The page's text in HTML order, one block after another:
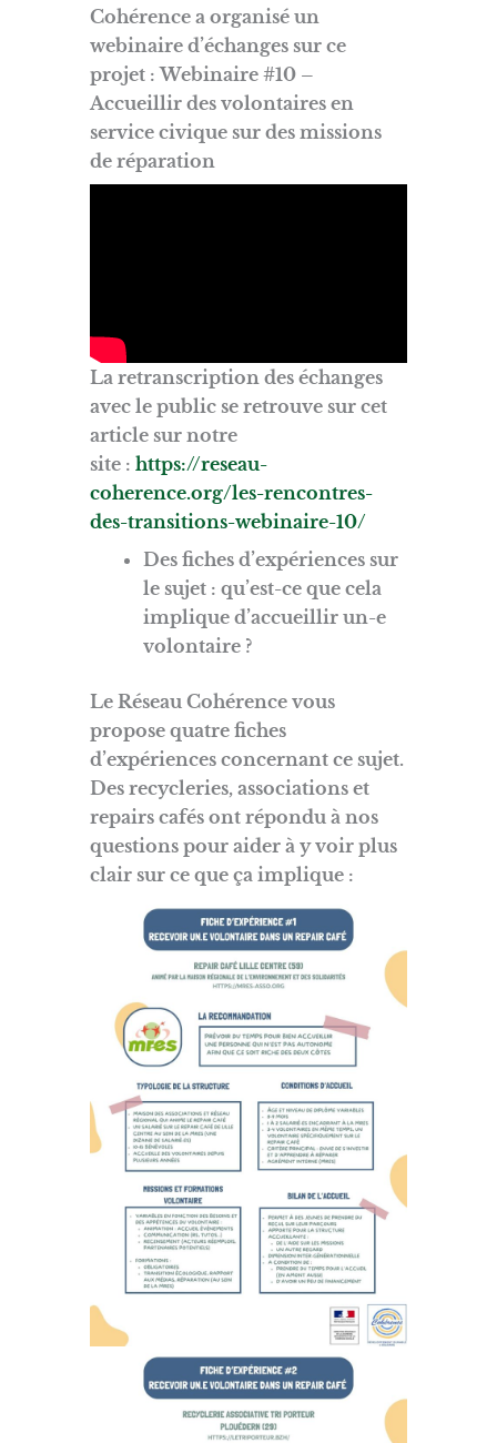
Cohérence a organisé un
webinaire d’échanges sur ce
projet :Webinaire #10 –
Accueillir des volontaires en
service civique sur des missions
de réparation
La retranscription des échanges
avec le public se retrouve sur cet
article sur notre
site :https://reseau-
coherence.org/les-rencontres-
des-transitions-webinaire-10/
Des fiches d’expériences sur
le sujet : qu’est-ce que cela
implique d’accueillir un-e
volontaire ?
Le Réseau Cohérence vous
propose quatre fiches
d’expériences concernant ce sujet.
Des recycleries, associations et
repairs cafés ont répondu à nos
questions pour aider à y voir plus
clair sur ce que ça implique :